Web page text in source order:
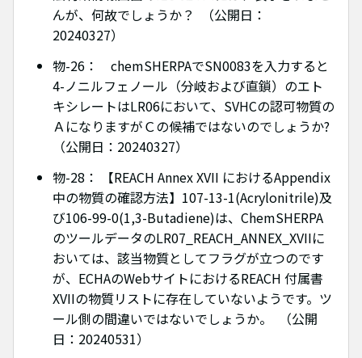
んが、何故でしょうか？ （公開日：
20240327）
物-26： chemSHERPAでSN0083を入力すると
4-ノニルフェノール（分岐および直鎖）のエト
キシレートはLR06において、SVHCの認可物質の
ＡになりますがＣの候補ではないのでしょうか?
（公開日：20240327）
物-28： 【REACH Annex XVII におけるAppendix
中の物質の確認方法】107-13-1(Acrylonitrile)及
び106-99-0(1,3-Butadiene)は、ChemSHERPA
のツールデータのLR07_REACH_ANNEX_XVIIに
おいては、該当物質としてフラグが立つのです
が、ECHAのWebサイトにおけるREACH 付属書
XVIIの物質リストに存在していないようです。ツ
ール側の間違いではないでしょうか。 （公開
日：20240531）